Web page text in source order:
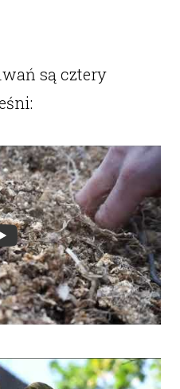
są cztery